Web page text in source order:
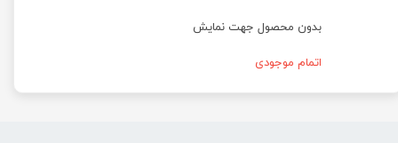
بدون محصول جهت نمایش
اتمام موجودی